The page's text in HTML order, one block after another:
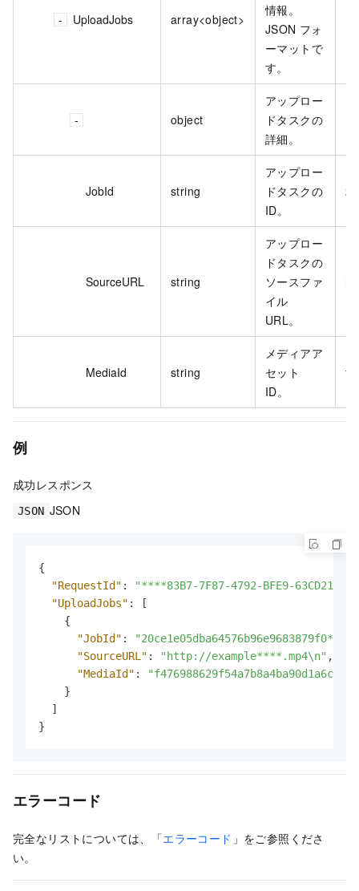
UploadJobs array<object>
情報。
JSON フォ
ーマットで
す。
object
アップロー
ドタスクの
詳細。
JobId string
アップロー
ドタスクの
ID。
SourceURL string
アップロー
ドタスクの
ソースファ
イル
URL。
MediaId string
メディアア
セット
ID。
例
成功レスポンス
JSON JSON
{
"RequestId" :
"****83B7-7F87-4792-BFE9-
"UploadJobs" :
[
{
"JobId" : "20ce1e05dba64576b96e9683879f0***"
"SourceURL" : "http://example****.mp4\n" ,
"MediaId" :
}
]
}
エラーコード
完全なリストについては、「エラーコード 」をご参照くださ
い。